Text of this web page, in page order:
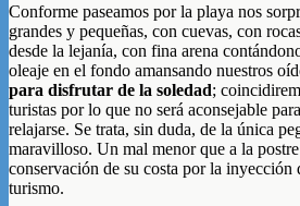
Conforme paseamos por la playa nos
grandes y pequeñas, con cuevas, con
desde la lejanía, con fina arena
oleaje en el fondo amansando nuestros
para disfrutar de la soledad;
turistas por lo que no será aconsejable
relajarse. Se trata, sin duda, de la única
maravilloso. Un mal menor que a la
conservación de su costa por la inyección
turismo.